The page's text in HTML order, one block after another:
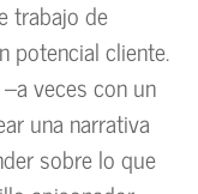
trabajo de
potencial cliente.
veces con un
una narrativa
sobre lo que